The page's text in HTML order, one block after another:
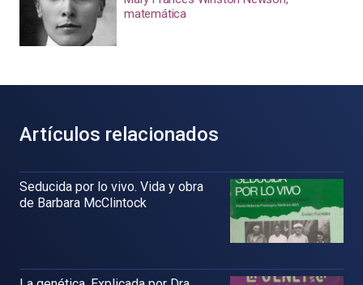
matemática
Artículos relacionados
Seducida por lo vivo. Vida y obra
de Barbara McClintock